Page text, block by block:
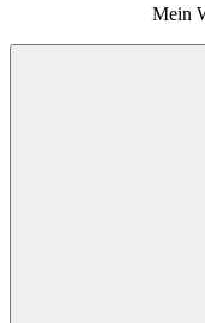
Mein